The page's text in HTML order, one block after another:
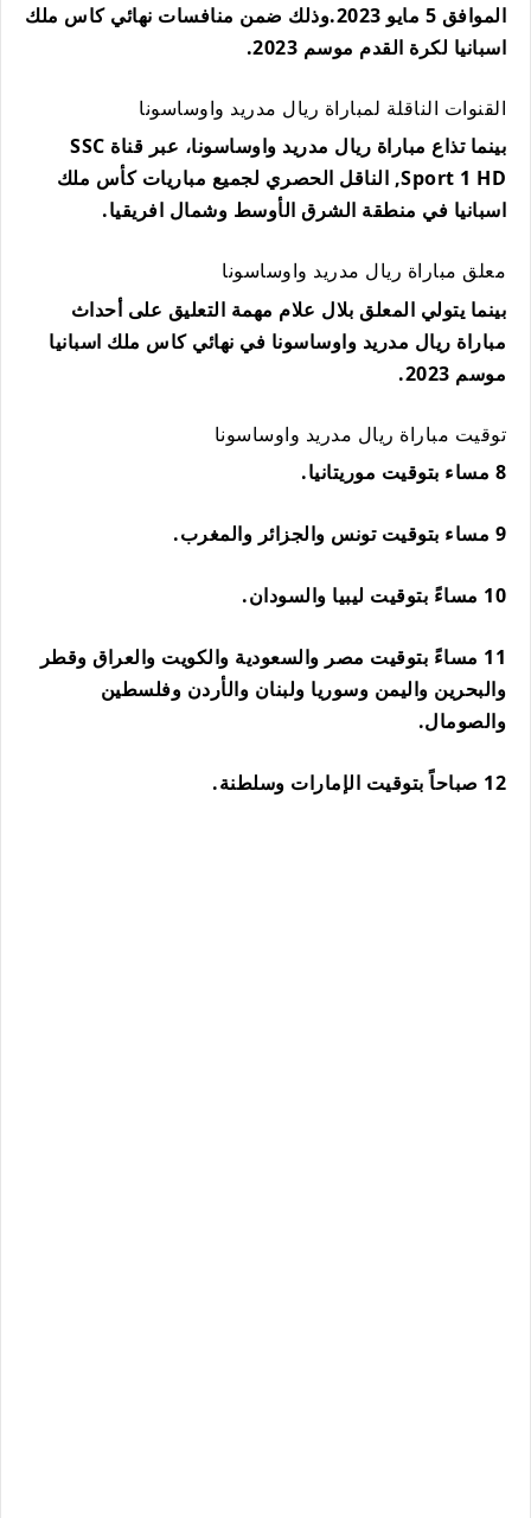
الموافق 5 مايو 2023.وذلك ضمن منافسات نهائي كاس ملك
اسبانيا لكرة القدم موسم 2023.
القنوات الناقلة لمباراة ريال مدريد واوساسونا
بينما تذاع مباراة ريال مدريد واوساسونا، عبر قناة SSC
Sport 1 HD, الناقل الحصري لجميع مباريات كأس ملك
اسبانيا في منطقة الشرق الأوسط وشمال افريقيا.
معلق مباراة ريال مدريد واوساسونا
بينما يتولي المعلق بلال علام مهمة التعليق على أحداث
مباراة ريال مدريد واوساسونا في نهائي كاس ملك اسبانيا
موسم 2023.
توقيت مباراة ريال مدريد واوساسونا
8 مساء بتوقيت موريتانيا.
9 مساء بتوقيت تونس والجزائر والمغرب.
10 مساءً بتوقيت ليبيا والسودان.
11 مساءً بتوقيت مصر والسعودية والكويت والعراق وقطر
والبحرين واليمن وسوريا ولبنان والأردن وفلسطين
والصومال.
12 صباحاً بتوقيت الإمارات وسلطنة.